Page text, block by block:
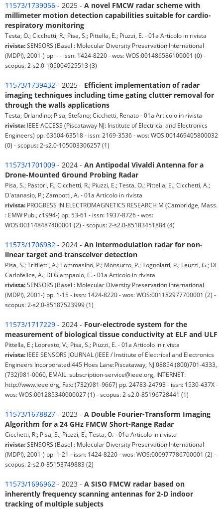
11573/1739056 - 2025 - A novel FMCW radar scheme with
millimeter motion detection capabilities suitable for cardio-
respiratory monitoring
Testa, O.; Cicchetti, R.; Pisa, S.; Pittella, E.; Piuzzi, E. - 01a Articolo in rivista
rivista:SENSORS (Basel : Molecular Diversity Preservation International
(MDPI), 2001-) pp. - - issn: 1424-8220 - wos: WOS:001486586100001 (0) -
scopus: 2-s2.0-105004925513 (3)
11573/1739432 - 2025 - Efficient implementation of radar
imaging techniques including time gating clutter removal for
through the walls applications
Testa, Orlandino; Pisa, Stefano; Cicchetti, Renato - 01a Articolo in rivista
rivista: IEEE ACCESS (Piscataway NJ: Institute of Electrical and Electronics
Engineers) pp. 63504-63518 - issn: 2169-3536 - wos: WOS:001469405800032
(0) - scopus: 2-s2.0-105003306257 (1)
11573/1701009 - 2024 - An Antipodal Vivaldi Antenna for a
Drone-Mounted Ground Probing Radar
Pisa, S.; Pastori, F.; Cicchetti, R.; Piuzzi, E.; Testa, O.; Pittella, E.; Cicchetti, A.;
D'atanasio, P.; Zambotti, A. - 01a Articolo in rivista
rivista: PROGRESS IN ELECTROMAGNETICS RESEARCH M (Cambridge, Mass.
: EMW Pub., c1994-) pp. 53-61 - issn: 1937-8726 - wos:
WOS:001148487400001 (2) - scopus: 2-s2.0-85183451884 (4)
11573/1706932 - 2024 - An intermodulation radar for non-
linear target and transceiver detection
Pisa, S.; Trifiletti, A.; Tommasino, P.; Monsurro, P.; Tognolatti, P.; Leuzzi, G.; Di
Carlofelice, A.; Di Giampaolo, E. - 01a Articolo in rivista
rivista:SENSORS (Basel : Molecular Diversity Preservation International
(MDPI), 2001-) pp. 1-15 - issn: 1424-8220 - wos: WOS:001182977700001 (2) -
scopus: 2-s2.0-85187523999 (1)
11573/1717229 - 2024 - Four-electrode system for the
measurement of biological tissue conductivity at ELF and ULF
Pittella, E.; Lopresto, V.; Pisa, S.; Piuzzi, E. - 01a Articolo in rivista
rivista: IEEE SENSORS JOURNAL (IEEE / Institute of Electrical and Electronics
Engineers Incorporated:445 Hoes Lane:Piscataway, NJ 08854:(800)701-4333,
(732)981-0060, EMAIL: subscription-service@ieee.org, INTERNET:
http://www.ieee.org, Fax: (732)981-9667) pp. 24783-24793 - issn: 1530-437X -
wos: WOS:001285340000027 (1) - scopus: 2-s2.0-85196728441 (1)
11573/1678827 - 2023 - A Double Fourier-Transform Imaging
Algorithm for a 24 GHz FMCW Short-Range Radar
Cicchetti, R.; Pisa, S.; Piuzzi, E.; Testa, O. - 01a Articolo in rivista
rivista:SENSORS (Basel : Molecular Diversity Preservation International
(MDPI), 2001-) pp. 1-21 - issn: 1424-8220 - wos: WOS:000977786700001 (2) -
scopus: 2-s2.0-85153749883 (2)
11573/1696962 - 2023 - A SISO FMCW radar based on
inherently frequency scanning antennas for 2-D indoor
tracking of multiple subjects